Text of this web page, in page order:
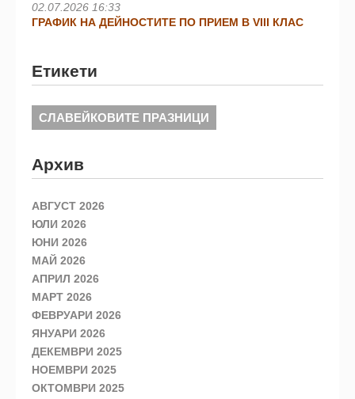
02.07.2026 16:33
ГРАФИК НА ДЕЙНОСТИТЕ ПО ПРИЕМ В VIII КЛАС
Етикети
СЛАВЕЙКОВИТЕ ПРАЗНИЦИ
Архив
АВГУСТ 2026
ЮЛИ 2026
ЮНИ 2026
МАЙ 2026
АПРИЛ 2026
МАРТ 2026
ФЕВРУАРИ 2026
ЯНУАРИ 2026
ДЕКЕМВРИ 2025
НОЕМВРИ 2025
ОКТОМВРИ 2025